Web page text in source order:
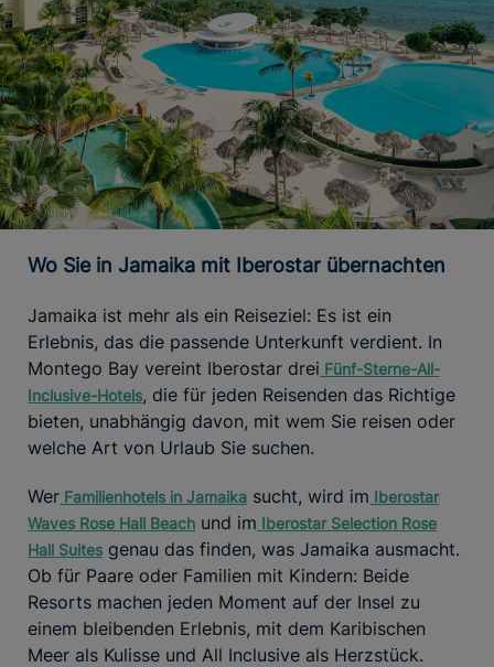
Wo Sie in Jamaika mit Iberostar übernachten
Jamaika ist mehr als ein Reiseziel: Es ist ein
Erlebnis, das die passende Unterkunft verdient. In
Montego Bay vereint Iberostar drei Fünf-Sterne-All-
Inclusive-Hotels, die für jeden Reisenden das Richtige
bieten, unabhängig davon, mit wem Sie reisen oder
welche Art von Urlaub Sie suchen.
Wer Familienhotels in Jamaika sucht, wird im Iberostar
Waves Rose Hall Beach und im IberostarSelection Rose
Hall Suites genau das finden, was Jamaika ausmacht.
Ob für Paare oder Familien mit Kindern: Beide
Resorts machen jeden Moment auf der Insel zu
einem bleibenden Erlebnis, mit dem Karibischen
Meer als Kulisse und All Inclusive als Herzstück.